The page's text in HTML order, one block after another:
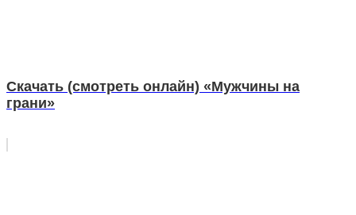
Скачать (смотреть онлайн) «Мужчины на
грани»